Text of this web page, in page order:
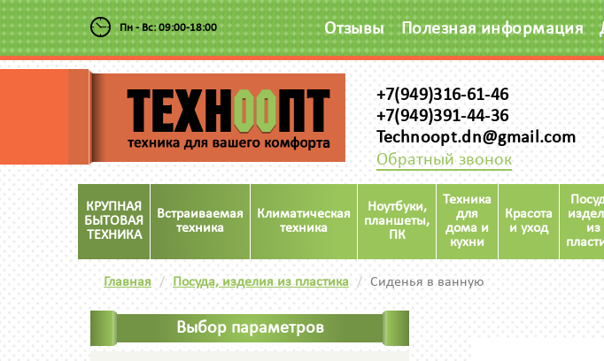
Пн - Вс: 09:00-18:00 Отзывы Полезная информация
+7(949)316-61-46
+7(949)391-44-36
Technoopt.dn@gmail.com
Обратный звонок
КРУПНАЯ
БЫТОВАЯ
ТЕХНИКА
Встраиваемая
техника
Климатическая
техника
Ноутбуки,
планшеты,
ПК
Техника
для
дома и
кухни
Красота
и уход
из
Главная Посуда, изделия из пластика Сиденья в ванную
Выбор параметров